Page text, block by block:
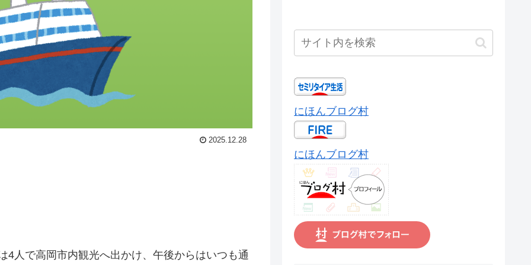
2025.12.28
人で高岡市内観光へ出かけ、午後からはいつも通
にほんブログ村
にほんブログ村